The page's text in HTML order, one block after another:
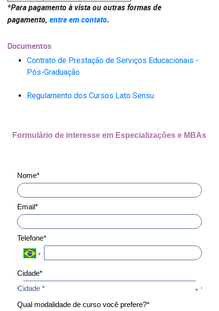
*Para pagamento à vista ou outras formas de
pagamento, entre em contato.
Documentos
Contrato de Prestação de Serviços Educacionais -
Pós-Graduação
Regulamento dos Cursos Lato Sensu
Formulário de interesse em Especializações e MBAs
Nome*
Email*
Telefone*
Cidade*
Cidade *
Cidade*
Qual modalidade de curso você prefere?*